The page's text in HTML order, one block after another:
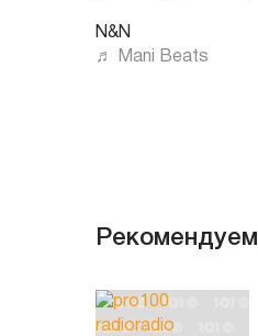
N&N
♬ Mani Beats
Рекомендуем